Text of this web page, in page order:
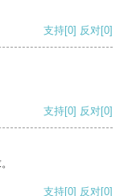
支持[0] 反对[0]
支持[0] 反对[0]
支持[0] 反对[0]